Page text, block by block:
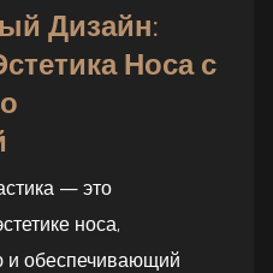
Дизайн:
Носа с
— это
носа,
обеспечивающий